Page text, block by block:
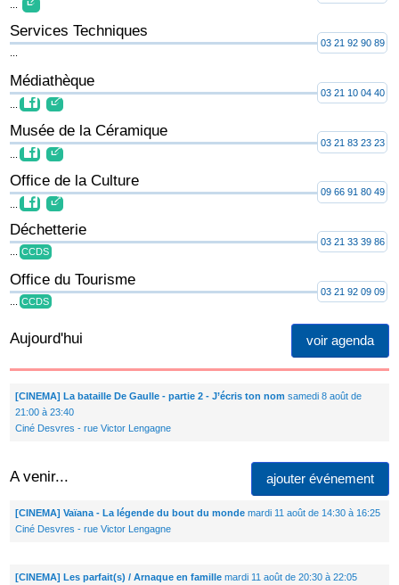
Services Techniques
03 21 92 90 89
Médiathèque
03 21 10 04 40
Musée de la Céramique
03 21 83 23 23
Office de la Culture
09 66 91 80 49
Déchetterie
CCDS
03 21 33 39 86
Office du Tourisme
CCDS
03 21 92 09 09
voir agenda
Aujourd'hui
[CINEMA] La bataille De Gaulle - partie 2 - J’écris ton nom samedi 8 août de
21:00 à 23:40
Ciné Desvres - rue Victor Lengagne
A venir... ajouter événement
[CINEMA] Vaïana - La légende du bout du mondemardi 11 août de 14:30 à 16:25
Ciné Desvres - rue Victor Lengagne
[CINEMA] Les parfait(s) / Arnaque en famillemardi 11 août de 20:30 à 22:05